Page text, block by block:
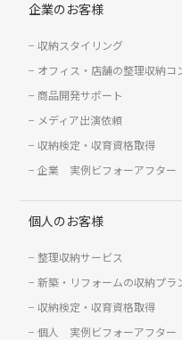
企業のお客様
収納スタイリング
オフィス・店舗の整理収納コ
商品開発サポート
メディア出演依頼
収納検定・収育資格取得
企業 実例ビフォーアフター
個人のお客様
整理収納サービス
新築・リフォームの収納プラ
収納検定・収育資格取得
個人 実例ビフォーアフター